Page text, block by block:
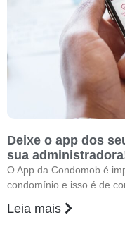
Deixe o app dos
sua
O App da Condomob é
condomínio e isso é de
Leia mais